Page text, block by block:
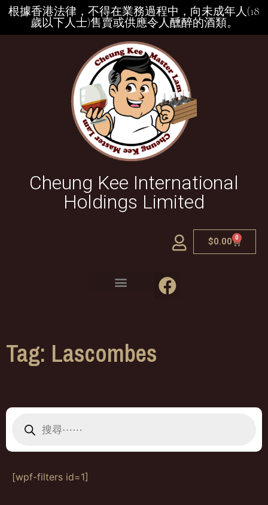
根據香港法律，不得在業務過程中，向未成年人(18
歲以下人士)售賣或供應令人醺醉的酒類。
Cheung Kee International
Holdings Limited
$0.00 0
Tag: Lascombes
[wpf-filters id=1]